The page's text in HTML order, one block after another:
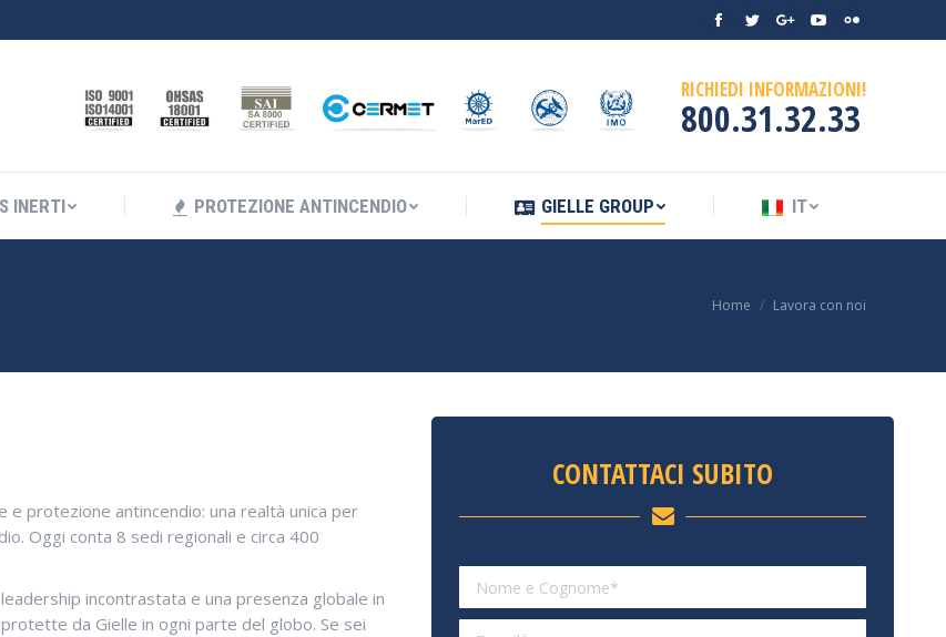
Facebook
TwitterGoogle+
YouTube
Flickr
RICHIEDI INFORMAZIONI!
800.31.32.33
INERTI PROTEZIONE ANTINCENDIO GIELLE GROUP IT
Home Lavora con noi
e protezione antincendio: una realtà unica per
Oggi conta 8 sedi regionali e circa 400
incontrastata e una presenza globale in
da Gielle in ogni parte del globo. Se sei
CONTATTACI SUBITO
A GAS INERTI PROTEZIONE ANTINCENDIO GIELLE GROUP IT